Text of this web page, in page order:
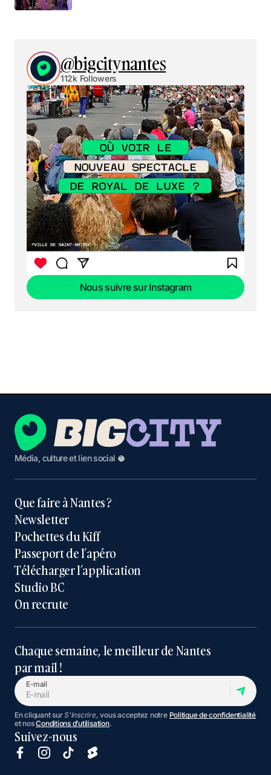
@bigcitynantes
112k Followers
Nous suivre sur Instagram
Média, culture et lien social 🥥
Que faire à Nantes ?
Newsletter
Pochettes du Kiff
Passeport de l’apéro
Télécharger l’application
Studio BC
On recrute
Chaque semaine, le meilleur de Nantes
par mail !
E-mail
En cliquant surS'inscrire, vous acceptez notre Politique de confidentialité
et nosConditions d’utilisation.
Suivez-nous